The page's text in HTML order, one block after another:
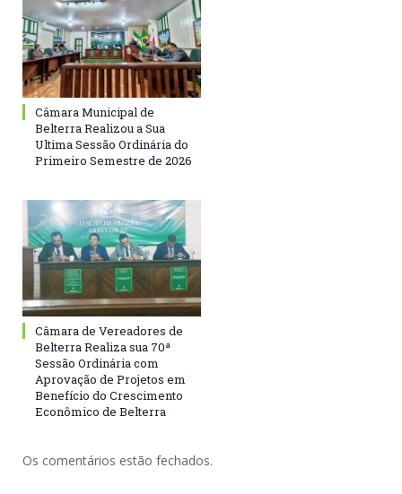
Câmara Municipal de
Belterra Realizou a Sua
Ultima Sessão Ordinária do
Primeiro Semestre de 2026
Câmara de Vereadores de
Belterra Realiza sua 70ª
Sessão Ordinária com
Aprovação de Projetos em
Benefício do Crescimento
Econômico de Belterra
Os comentários estão fechados.